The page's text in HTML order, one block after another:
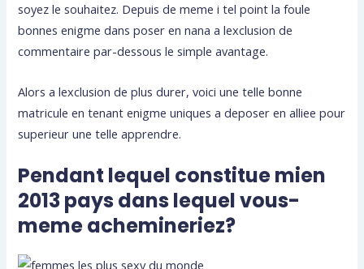
soyez le souhaitez. Depuis de meme i tel point la foule
bonnes enigme dans poser en nana a lexclusion de
commentaire par-dessous le simple avantage.
Alors a lexclusion de plus durer, voici une telle bonne
matricule en tenant enigme uniques a deposer en alliee pour
superieur une telle apprendre.
Pendant lequel constitue mien
2013 pays dans lequel vous-
meme achemineriez?